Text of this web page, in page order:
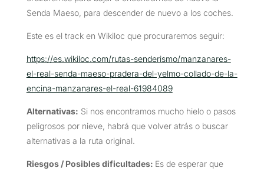
Senda Maeso, para descender de nuevo a los coches.
Este es el track en Wikiloc que procuraremos seguir:
https://es.wikiloc.com/rutas-senderismo/manzanares-
el-real-senda-maeso-pradera-del-yelmo-collado-de-la-
encina-manzanares-el-real-61984089
Alternativas: Si nos encontramos mucho hielo o pasos
peligrosos por nieve, habrá que volver atrás o buscar
alternativas a la ruta original.
Riesgos / Posibles dificultades: Es de esperar que